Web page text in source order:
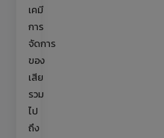
เคมี
การ
จัดการ
ของ
เสีย
รวม
ไป
ถึง